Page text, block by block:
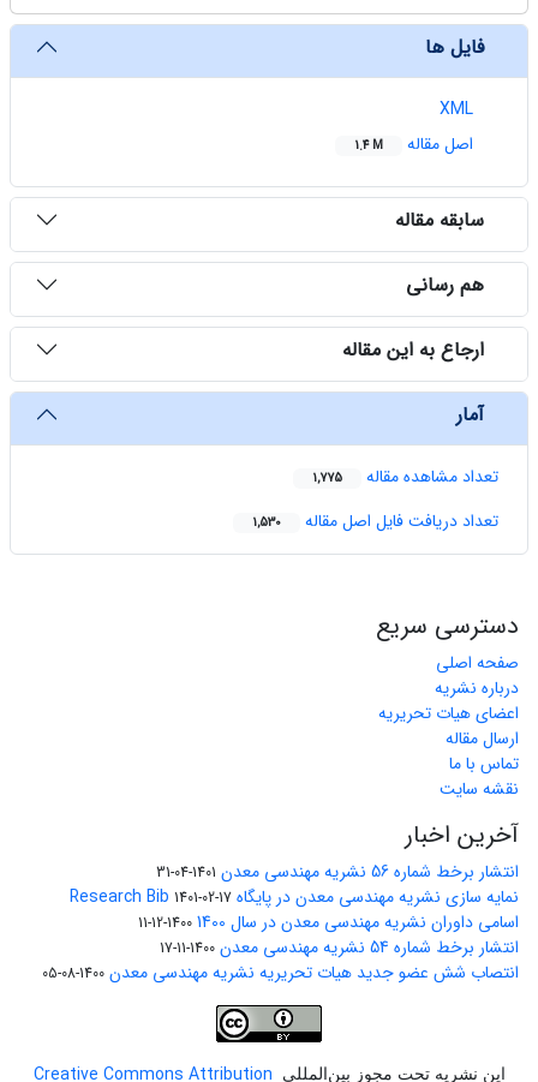
فایل ها
XML
اصل مقاله
1.4 M
سابقه مقاله
هم رسانی
ارجاع به این مقاله
آمار
تعداد مشاهده مقاله 1,775
تعداد دریافت فایل اصل مقاله 1,530
دسترسی سریع
صفحه اصلی
درباره نشریه
اعضای هیات تحریریه
ارسال مقاله
تماس با ما
نقشه سایت
آخرین اخبار
انتشار برخط شماره 56 نشریه مهندسی معدن 1401-04-31
نمایه سازی نشریه مهندسی معدن در پایگاه Research Bib 1401-02-17
اسامی داوران نشریه مهندسی معدن در سال 1400 1400-12-11
انتشار برخط شماره 54 نشریه مهندسی معدن 1400-11-17
انتصاب شش عضو جدید هیات تحریریه نشریه مهندسی معدن 1400-08-05
این نشریه تحت مجوز بین‌المللی Creative Commons Attribution